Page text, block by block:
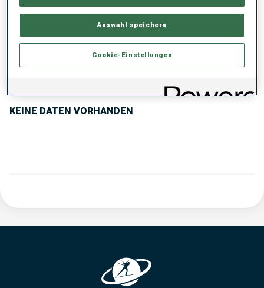
STEHENDSCHIESSEN
PERFORMANCE TREND
KEINE DATEN VORHANDEN
Auswahl speichern
Cookie-Einstellungen